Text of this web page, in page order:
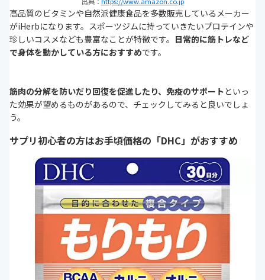
高品質のビタミンや自然派健康食品を多数販売しているメーカー
がiHerbになります。スポーツジムに持っていきたいプロテインや
珍しいコスメなども豊富なことが特徴です。 日常的に筋トレなど
で身体を動かしている方におすすめです。
筋肉の分解を防いだり回復を促進したり、免疫のサポートといっ
た効果が望めるものがあるので、チェックしてみると良いでしょ
う。
サプリ初心者の方はお手頃価格の「DHC」がおすすめ